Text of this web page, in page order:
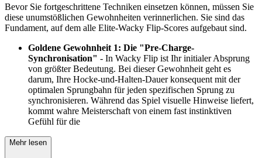
Bevor Sie fortgeschrittene Techniken einsetzen können, müssen Sie
diese unumstößlichen Gewohnheiten verinnerlichen. Sie sind das
Fundament, auf dem alle Elite-Wacky Flip-Scores aufgebaut sind.
Goldene Gewohnheit 1: Die "Pre-Charge-
Synchronisation" - In Wacky Flip ist Ihr initialer Absprung
von größter Bedeutung. Bei dieser Gewohnheit geht es
darum, Ihre Hocke-und-Halten-Dauer konsequent mit der
optimalen Sprungbahn für jeden spezifischen Sprung zu
synchronisieren. Während das Spiel visuelle Hinweise liefert,
kommt wahre Meisterschaft von einem fast instinktiven
Gefühl für die
Mehr lesen